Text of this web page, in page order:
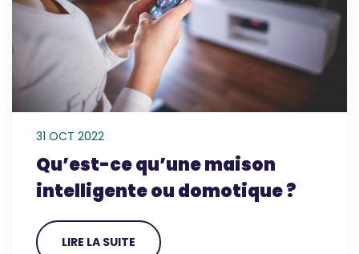
31 OCT 2022
Qu’est-ce qu’une maison
intelligente ou domotique ?
LIRE LA SUITE